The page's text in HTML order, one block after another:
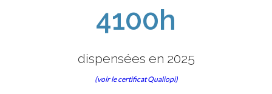
4100h
dispensées en 2025
(voir le certificat Qualiopi)